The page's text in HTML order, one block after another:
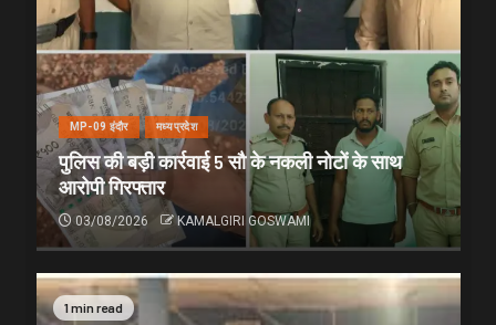
MP-09 इंदौर मध्यप्रदेश
पुलिस की बड़ी कार्रवाई 5 सौ के नकली नोटों के साथ
आरोपी गिरफ्तार
03/08/2026 KAMALGIRI GOSWAMI
1 min read